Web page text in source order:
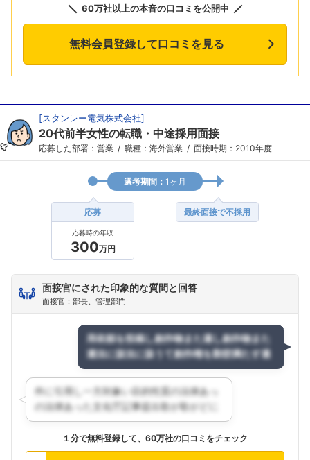
60万社以上の本音の口コミを公開中
無料会員登録して口コミを見る
[スタンレー電気株式会社]
20代前半女性の転職・中途採用面接
応募した部署：営業 職種：海外営業 面接時期：2010年度
選考期間： 1ヶ月
応募
応募時の年収
300万円
最終面接で不採用
面接官にされた印象的な質問と回答
面接官：部長、管理部門
１分で無料登録して、60万社の口コミをチェック